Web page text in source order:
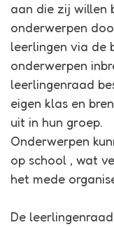
aan die zij willen
onderwerpen
leerlingen via de
onderwerpen
leerlingenraad
eigen klas en
uit in hun groep.
Onderwerpen
op school , wat
het mede
De